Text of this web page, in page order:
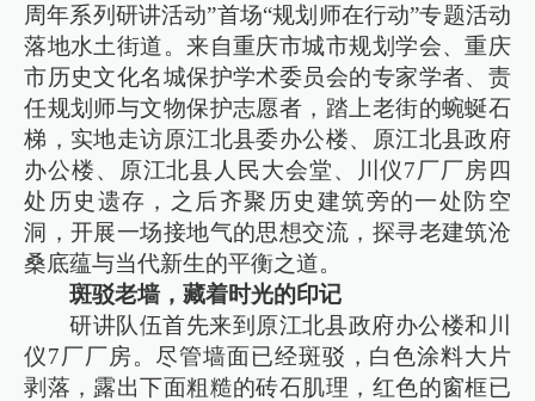
周年系列研讲活动”首场“规划师在行动”专题活动
落地水土街道。来自重庆市城市规划学会、重庆
市历史文化名城保护学术委员会的专家学者、责
任规划师与文物保护志愿者，踏上老街的蜿蜒石
梯，实地走访原江北县委办公楼、原江北县政府
办公楼、原江北县人民大会堂、川仪7厂厂房四
处历史遗存，之后齐聚历史建筑旁的一处防空
洞，开展一场接地气的思想交流，探寻老建筑沧
桑底蕴与当代新生的平衡之道。
斑驳老墙，藏着时光的印记
研讲队伍首先来到原江北县政府办公楼和川
仪7厂厂房。尽管墙面已经斑驳，白色涂料大片
剥落，露出下面粗糙的砖石肌理，红色的窗框已